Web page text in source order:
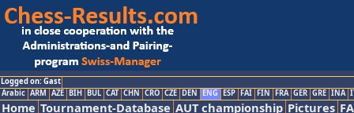
Logged on: Gast
Arabic ARM AZE BIH BUL CAT CHN CRO CZE DEN ENG ESP FAI FIN FRA GER GRE INA
Home Tournament-Database AUT championship Pictures